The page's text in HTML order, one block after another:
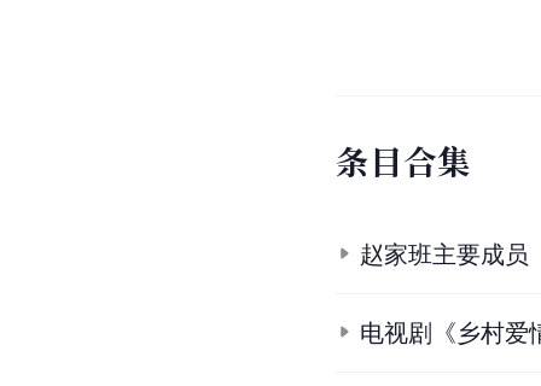
条目合集
赵家班主要成员
电视剧《乡村爱